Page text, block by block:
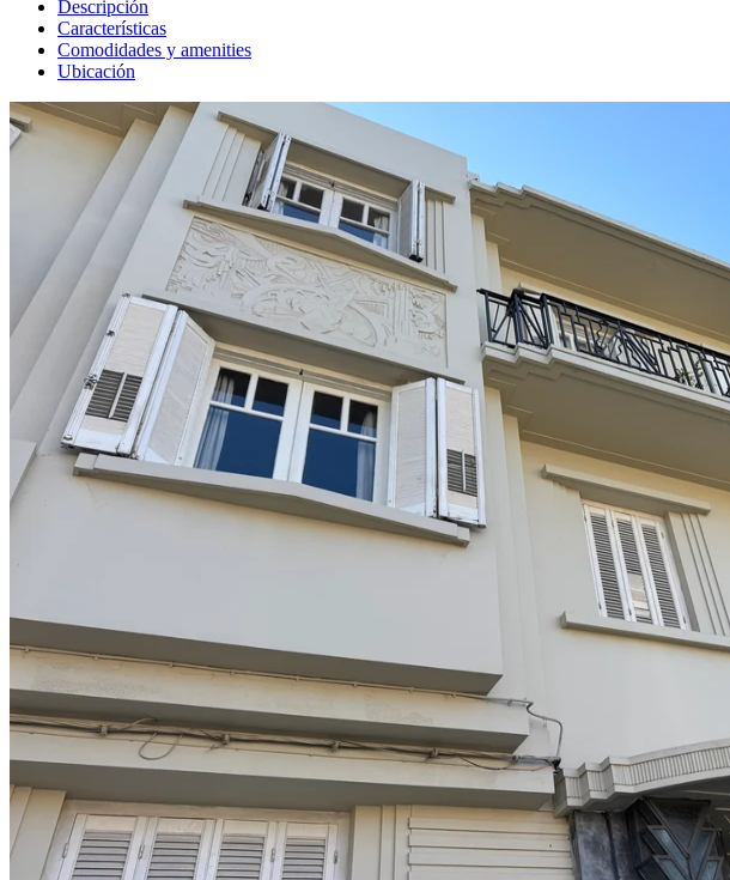
Descripción
Características
Comodidades y amenities
Ubicación